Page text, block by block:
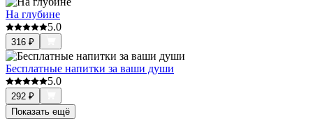
На глубине
5.0
316 ₽
Бесплатные напитки за ваши души
5.0
292 ₽
Показать ещё